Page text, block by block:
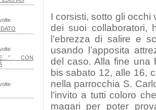
I corsisti, sotto gli occhi
dei suoi collaboratori,
l’ebrezza di salire e
usando l’apposita
del caso. Alla fine una
bis sabato 12, alle 16,
nella parrocchia S.
l’invito a tutti coloro
magari per poter